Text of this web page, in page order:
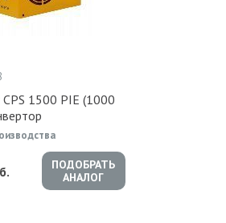
CPS 1500 PIE (1000
ПОДОБРАТЬ
АНАЛОГ